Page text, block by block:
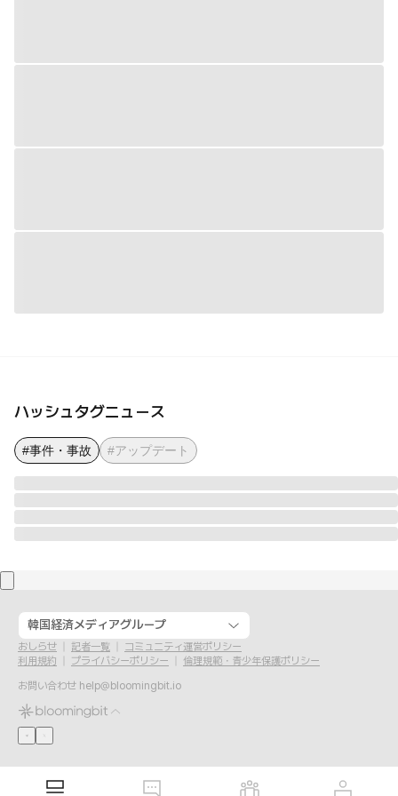
ハッシュタグニュース
#事件・事故 #アップデート
韓国経済メディアグループ
おしらせ 記者一覧
コミュニティ運営ポリシー
利用規約
プライバシーポリシー
倫理規範・青少年保護ポリシー
お問い合わせ help@bloomingbit.io